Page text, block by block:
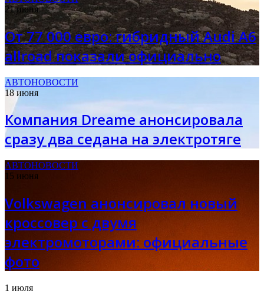
21 июня
От 77 000 евро: гибридный Audi A6
allroad показали официально
АВТОНОВОСТИ
18 июня
Компания Dreame анонсировала
сразу два седана на электротяге
АВТОНОВОСТИ
15 июня
Volkswagen анонсировал новый
кроссовер с двумя
электромоторами: официальные
фото
1 июля